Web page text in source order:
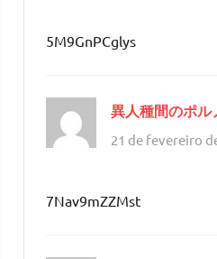
5M9GnPCglys
異人種間のポル
21 de fevereiro
7Nav9mZZMst